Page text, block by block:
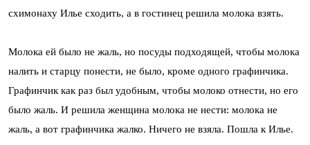
схимонаху Илье сходить, а в гостинец решила молока взять.
Молока ей было не жаль, но посуды подходящей, чтобы молока
налить и старцу понести, не было, кроме одного графинчика.
Графинчик как раз был удобным, чтобы молоко отнести, но его
было жаль. И решила женщина молока не нести: молока не
жаль, а вот графинчика жалко. Ничего не взяла. Пошла к Илье.